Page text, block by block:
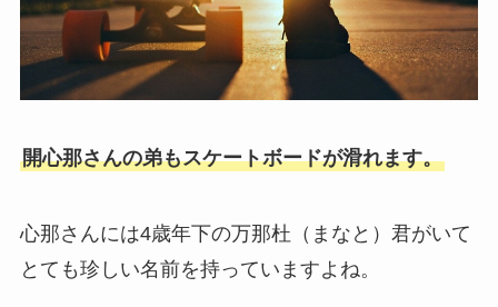
開心那さんの弟もスケートボードが滑れます。
心那さんには4歳年下の万那杜（まなと）君がいて
とても珍しい名前を持っていますよね。